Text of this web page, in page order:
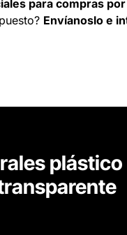
para compras
Envíanoslo e
plástico